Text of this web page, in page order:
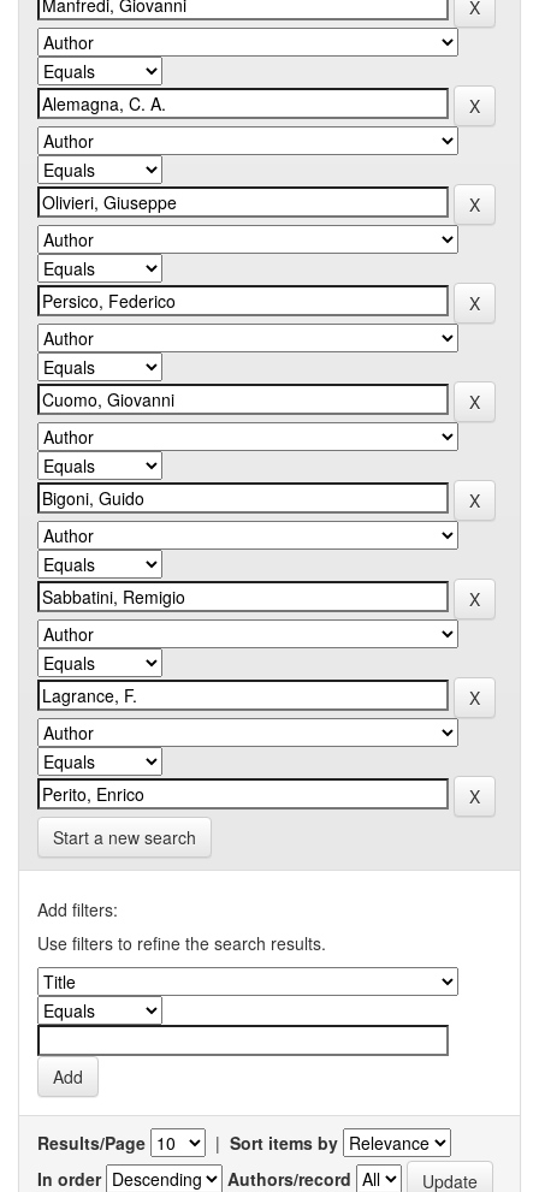
Start a new search
Add filters:
Use filters to refine the search results.
Results/Page | Sort items by
In order
Authors/record